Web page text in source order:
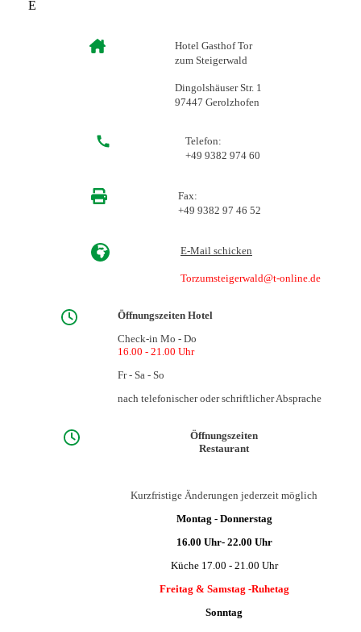
E
Hotel Gasthof Tor
zum Steigerwald
Dingolshäuser Str. 1
97447 Gerolzhofen
Telefon:
+49 9382 974 60
Fax:
+49 9382 97 46 52
E-Mail schicken
Torzumsteigerwald@t-online.de
Öffnungszeiten Hotel
Check-in Mo - Do
16.00 - 21.00 Uhr
Fr - Sa - So
nach telefonischer oder schriftlicher Absprache
Öffnungszeiten
Restaurant
Kurzfristige Änderungen jederzeit möglich
Montag - Donnerstag
16.00 Uhr- 22.00 Uhr
Küche 17.00 - 21.00 Uhr
Freitag & Samstag -Ruhetag
Sonntag